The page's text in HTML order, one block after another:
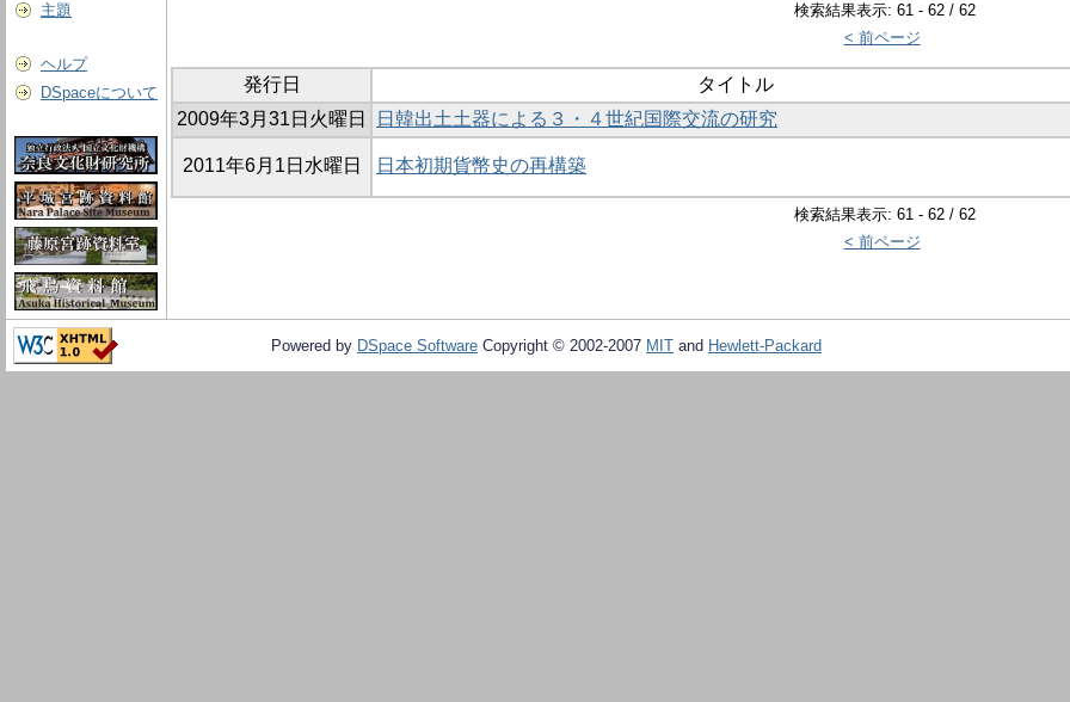
主題
ヘルプ
DSpaceについて
検索結果表示: 61 - 62 / 62
< 前ページ
発行日 タイトル
2009年3月31日火曜日
日韓出土土器による３・４世紀国際交流の研究
2011年6月1日水曜日 日本初期貨幣史の再構築
検索結果表示: 61 - 62 / 62
< 前ページ
Powered by DSpace Software Copyright © 2002-2007 MIT and Hewlett-Packard